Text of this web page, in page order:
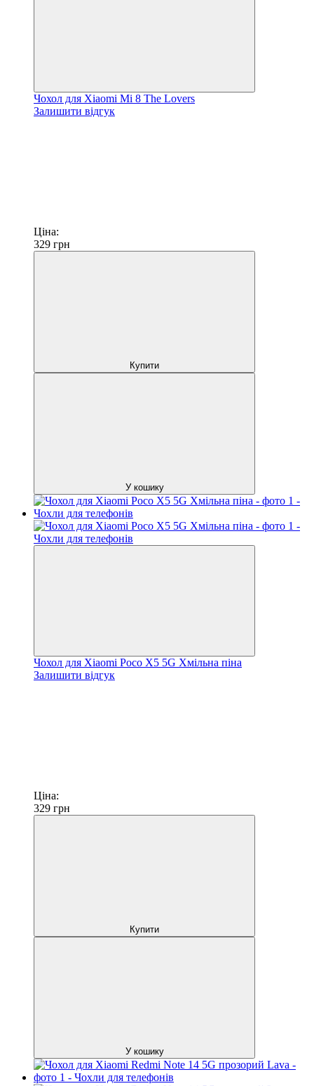
Чохол для Xiaomi Mi 8 The Lovers
Залишити відгук
Ціна:
329 грн
Купити
У кошику
Чохол для Xiaomi Poco X5 5G Хмільна піна
Залишити відгук
Ціна:
329 грн
Купити
У кошику